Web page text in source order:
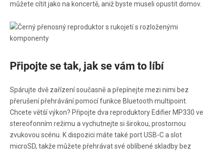
můžete cítit jako na koncertě, aniž byste museli opustit domov.
Připojte se tak, jak se vám to líbí
Spárujte dvě zařízení současně a přepínejte mezi nimi bez
přerušení přehrávání pomocí funkce Bluetooth multipoint.
Chcete větší výkon? Připojte dva reproduktory Edifier MP330 ve
stereofonním režimu a vychutnejte si širokou, prostornou
zvukovou scénu. K dispozici máte také port USB-C a slot
microSD, takže můžete přehrávat své oblíbené skladby bez